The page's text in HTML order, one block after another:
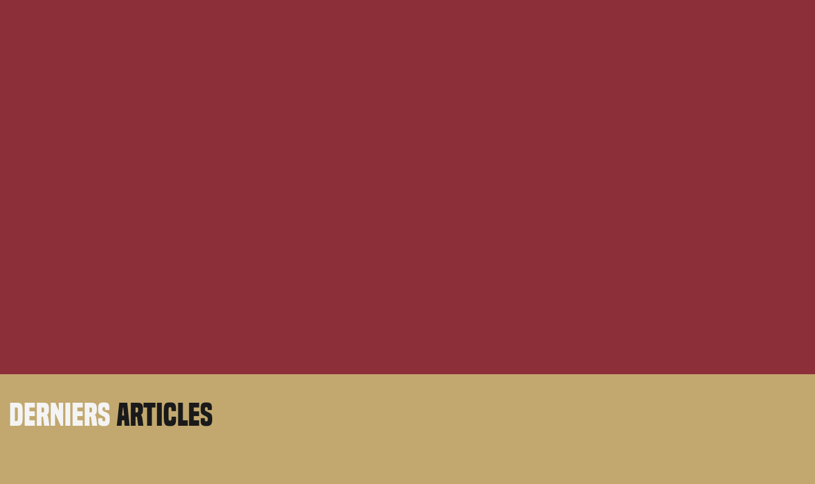
derniersarticles